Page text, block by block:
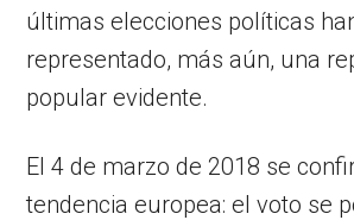
últimas elecciones políticas
representado, más aún, una
popular evidente.
El 4 de marzo de 2018 se
tendencia europea: el voto se